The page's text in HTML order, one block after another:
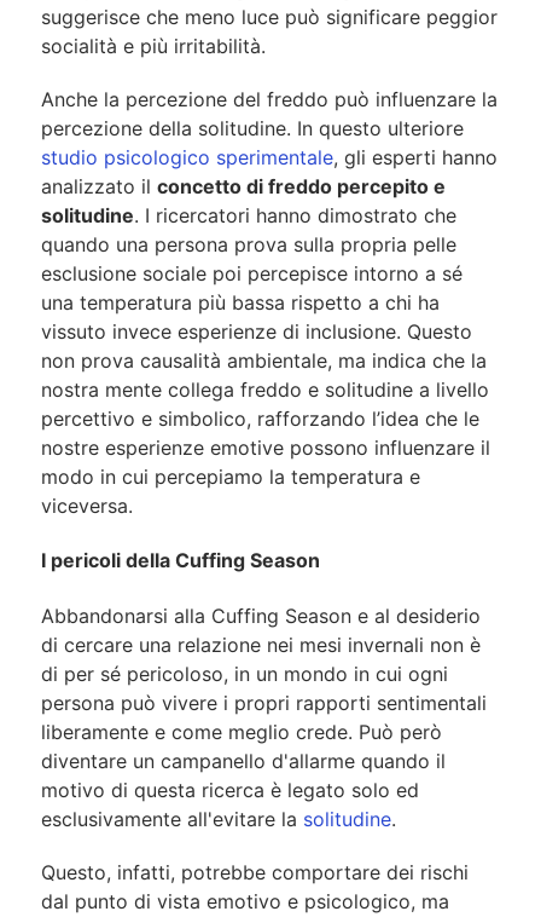
suggerisce che meno luce può significare peggior
socialità e più irritabilità.
Anche la percezione del freddo può influenzare la
percezione della solitudine. In questo ulteriore
studio psicologico sperimentale, gli esperti hanno
analizzato il concetto di freddo percepito e
solitudine. I ricercatori hanno dimostrato che
quando una persona prova sulla propria pelle
esclusione sociale poi percepisce intorno a sé
una temperatura più bassa rispetto a chi ha
vissuto invece esperienze di inclusione. Questo
non prova causalità ambientale, ma indica che la
nostra mente collega freddo e solitudine a livello
percettivo e simbolico, rafforzando l’idea che le
nostre esperienze emotive possono influenzare il
modo in cui percepiamo la temperatura e
viceversa.
I pericoli della Cuffing Season
Abbandonarsi alla Cuffing Season e al desiderio
di cercare una relazione nei mesi invernali non è
di per sé pericoloso, in un mondo in cui ogni
persona può vivere i propri rapporti sentimentali
liberamente e come meglio crede. Può però
diventare un campanello d'allarme quando il
motivo di questa ricerca è legato solo ed
esclusivamente all'evitare la solitudine.
Questo, infatti, potrebbe comportare dei rischi
dal punto di vista emotivo e psicologico, ma